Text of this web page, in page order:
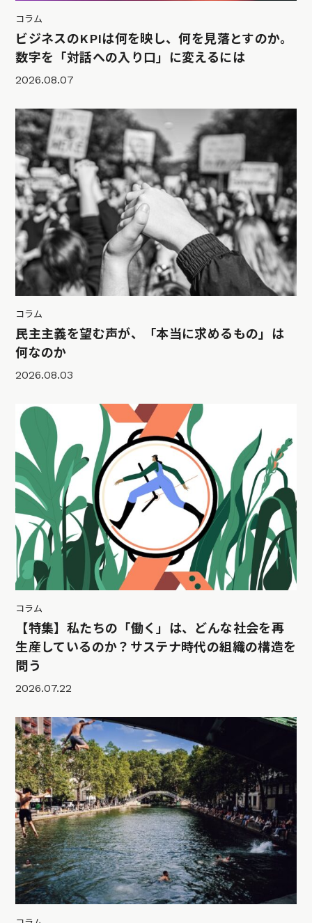
コラム
ビジネスのKPIは何を映し、何を見落とすのか。
数字を「対話への入り口」に変えるには
2026.08.07
コラム
民主主義を望む声が、「本当に求めるもの」は
何なのか
2026.08.03
コラム
【特集】私たちの「働く」は、どんな社会を再
生産しているのか？サステナ時代の組織の構造を
問う
2026.07.22